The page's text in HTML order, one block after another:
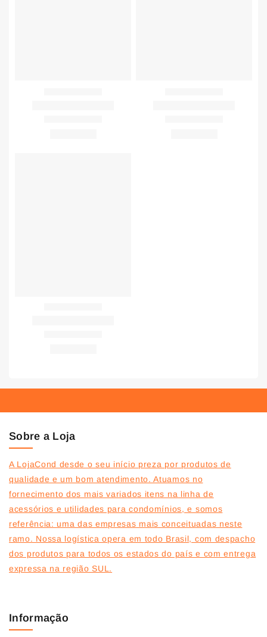
Sobre a Loja
A LojaCond desde o seu início preza por produtos de
qualidade e um bom atendimento. Atuamos no
fornecimento dos mais variados itens na linha de
acessórios e utilidades para condomínios, e somos
referência: uma das empresas mais conceituadas neste
ramo. Nossa logística opera em todo Brasil, com despacho
dos produtos para todos os estados do país e com entrega
expressa na região SUL.
Informação